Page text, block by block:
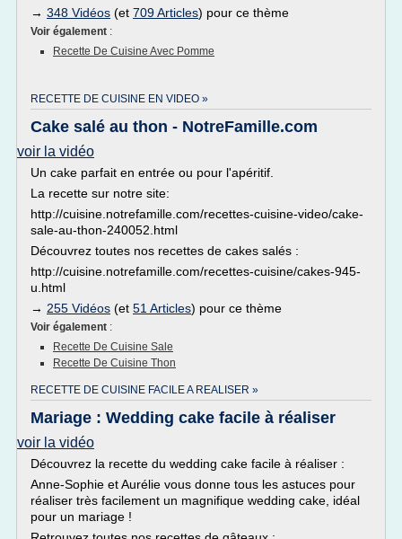
→ 348 Vidéos (et 709 Articles) pour ce thème
Voir également :
Recette De Cuisine Avec Pomme
RECETTE DE CUISINE EN VIDEO »
Cake salé au thon - NotreFamille.com
voir la vidéo
Un cake parfait en entrée ou pour l'apéritif.
La recette sur notre site:
http://cuisine.notrefamille.com/recettes-cuisine-video/cake-
sale-au-thon-240052.html
Découvrez toutes nos recettes de cakes salés :
http://cuisine.notrefamille.com/recettes-cuisine/cakes-945-
u.html
→ 255 Vidéos (et 51 Articles) pour ce thème
Voir également :
Recette De Cuisine Sale
Recette De Cuisine Thon
RECETTE DE CUISINE FACILE A REALISER »
Mariage : Wedding cake facile à réaliser
voir la vidéo
Découvrez la recette du wedding cake facile à réaliser :
Anne-Sophie et Aurélie vous donne tous les astuces pour
réaliser très facilement un magnifique wedding cake, idéal
pour un mariage !